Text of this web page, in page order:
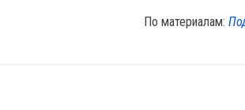
По материалам: